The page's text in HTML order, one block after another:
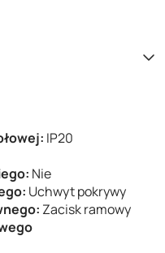
IP20
Nie
Uchwyt pokrywy
Zacisk ramowy